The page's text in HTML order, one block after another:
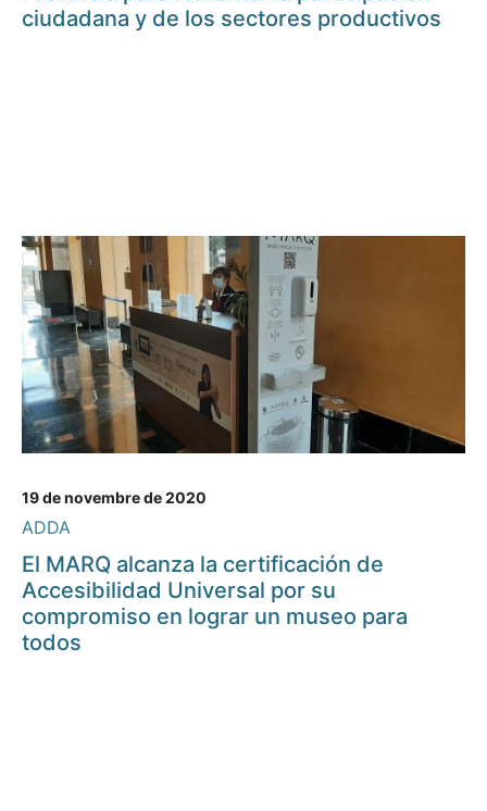
ciudadana y de los sectores productivos
19 de novembre de 2020
ADDA
El MARQ alcanza la certificación de
Accesibilidad Universal por su
compromiso en lograr un museo para
todos